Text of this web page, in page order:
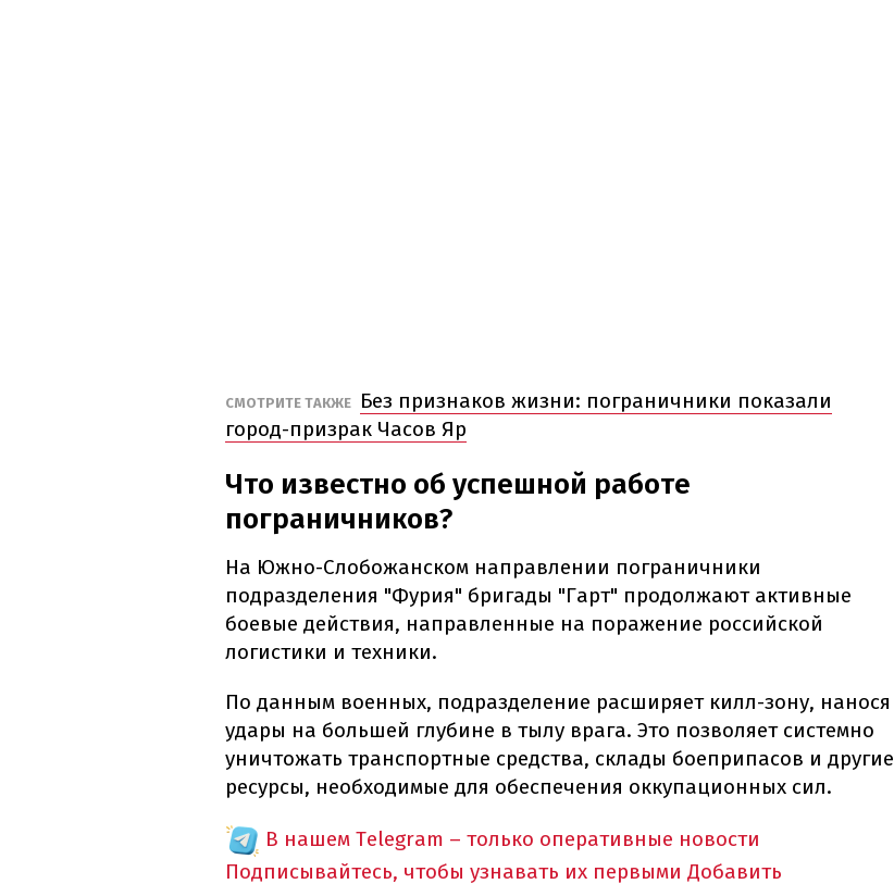
СМОТРИТЕ ТАКЖЕ
Без признаков жизни: пограничники показали
город-призрак Часов Яр
Что известно об успешной работе
пограничников?
На Южно-Слобожанском направлении пограничники
подразделения "Фурия" бригады "Гарт" продолжают активные
боевые действия, направленные на поражение российской
логистики и техники.
По данным военных, подразделение расширяет килл-зону, нанося
удары на большей глубине в тылу врага. Это позволяет системно
уничтожать транспортные средства, склады боеприпасов и другие
ресурсы, необходимые для обеспечения оккупационных сил.
В нашем Telegram – только оперативные новости
Подписывайтесь, чтобы узнавать их первыми Добавить